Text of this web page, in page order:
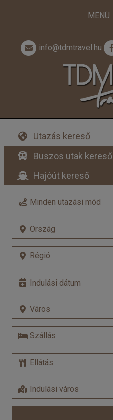
MENÜ
info@tdmtravel.hu
Utazás kereső
Buszos utak kereső
Hajóút kereső